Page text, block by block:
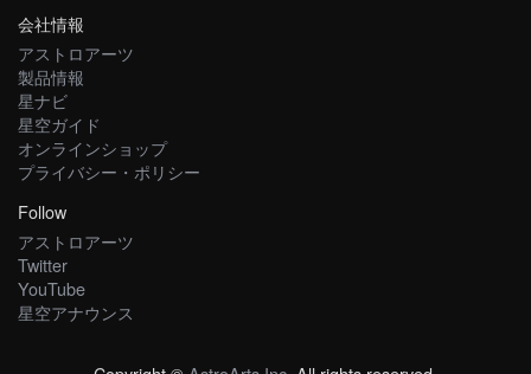
会社情報
アストロアーツ
製品情報
星ナビ
星空ガイド
オンラインショップ
プライバシー・ポリシー
Follow
アストロアーツ
Twitter
YouTube
星空アナウンス